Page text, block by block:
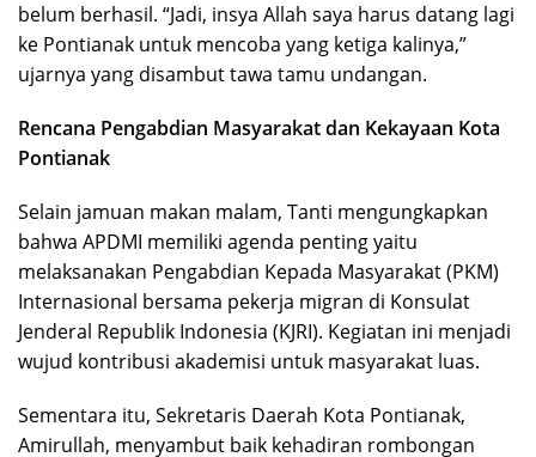
belum berhasil. “Jadi, insya Allah saya harus datang lagi
ke Pontianak untuk mencoba yang ketiga kalinya,”
ujarnya yang disambut tawa tamu undangan.
Rencana Pengabdian Masyarakat dan Kekayaan Kota
Pontianak
Selain jamuan makan malam, Tanti mengungkapkan
bahwa APDMI memiliki agenda penting yaitu
melaksanakan Pengabdian Kepada Masyarakat (PKM)
Internasional bersama pekerja migran di Konsulat
Jenderal Republik Indonesia (KJRI). Kegiatan ini menjadi
wujud kontribusi akademisi untuk masyarakat luas.
Sementara itu, Sekretaris Daerah Kota Pontianak,
Amirullah, menyambut baik kehadiran rombongan